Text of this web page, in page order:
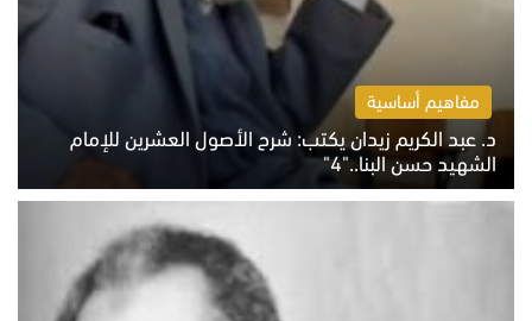
مفاهيم أساسية
د. عبد الكريم زيدان يكتب: شرح الأصول العشرين للإمام
الشهيد حسن البنا.."4"
الخميس 6 أغسطس 2026 10:27 ص